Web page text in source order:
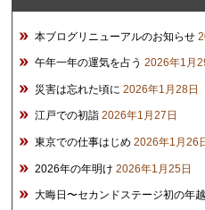
本ブログリニューアルのお知らせ
午年一年の運気を占う 2026年1月
災害は忘れた頃に 2026年1月28日
江戸での初詣 2026年1月27日
東京での仕事はじめ 2026年1月26
2026年の年明け 2026年1月25日
大晦日〜セカンドステージ初の年